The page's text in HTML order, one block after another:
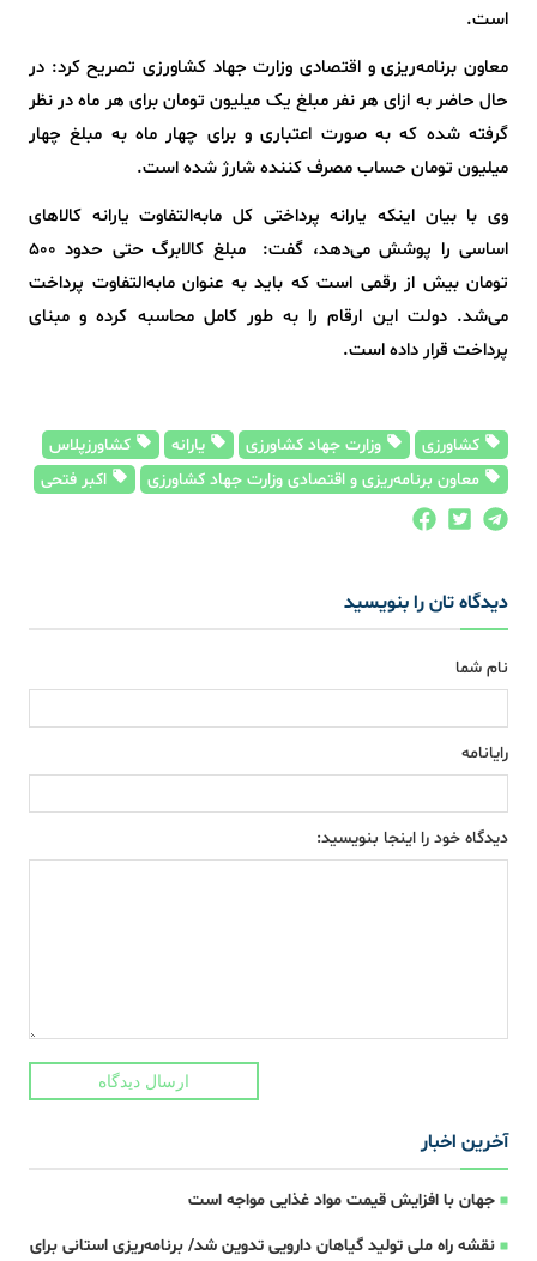
است.
معاون برنامه‌ریزی و اقتصادی وزارت جهاد کشاورزی تصریح کرد: در
حال حاضر به ازای هر نفر مبلغ یک میلیون تومان برای هر ماه در نظر
گرفته شده که به صورت اعتباری و برای چهار ماه به مبلغ چهار
میلیون تومان حساب مصرف کننده شارژ شده است.
وی با بیان اینکه یارانه پرداختی کل مابه‌التفاوت یارانه کالاهای
اساسی را پوشش می‌دهد، گفت: مبلغ کالابرگ حتی حدود 500
تومان بیش از رقمی است که باید به عنوان مابه‌التفاوت پرداخت
می‌شد. دولت این ارقام را به طور کامل محاسبه کرده و مبنای
پرداخت قرار داده است.
کشاورزی وزارت جهاد کشاورزی یارانه
کشاورزپلاس
معاون برنامه‌ریزی و اقتصادی وزارت جهاد کشاورزی
اکبر فتحی
دیدگاه تان را بنویسید
نام شما
رایانامه
دیدگاه خود را اینجا بنویسید:
ارسال دیدگاه
آخرین اخبار
جهان با افزایش قیمت مواد غذایی مواجه است
نقشه راه ملی تولید گیاهان دارویی تدوین شد/ برنامه‌ریزی استانی برای